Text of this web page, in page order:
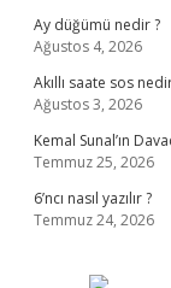
Ay düğümü nedir ?
Ağustos 4, 2026
Akıllı saate sos
Ağustos 3, 2026
Kemal Sunal’ın
Temmuz 25, 2026
6’ncı nasıl yazılır ?
Temmuz 24, 2026